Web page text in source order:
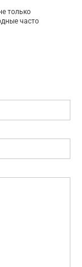
только
часто